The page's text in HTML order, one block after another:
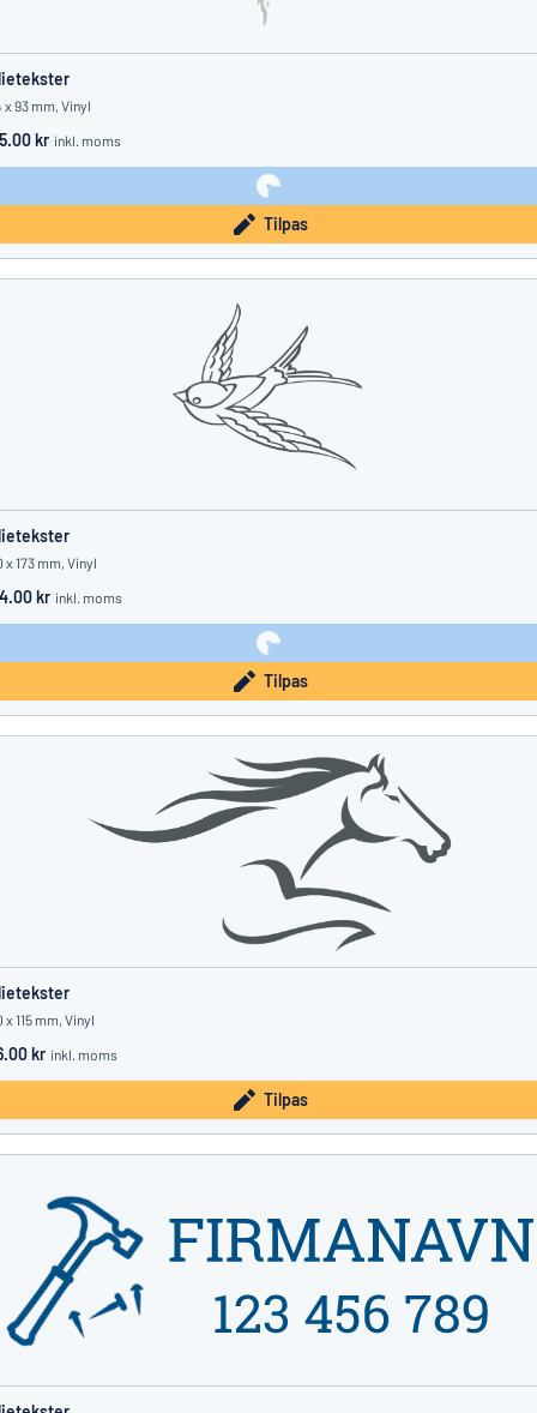
x 93 mm, Vinyl
kr inkl. moms
Tilpas
x 173 mm, Vinyl
kr inkl. moms
Tilpas
x 115 mm, Vinyl
kr inkl. moms
Tilpas